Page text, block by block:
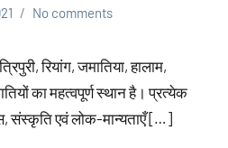
No comments
रियांग, जमातिया, हालाम,
का महत्वपूर्ण स्थान है। प्रत्येक
संस्कृति एवं लोक-मान्यताएँ […]